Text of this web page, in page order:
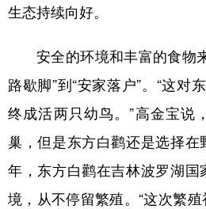
地方频道
北京 天津
辽宁 吉林
浙江 安徽
山东 河南
生态持续向好。
安全的环境和丰富的食物
路歇脚”到“安家落户”。“这对
终成活两只幼鸟。”高金宝说
巢，但是东方白鹳还是选择
年，东方白鹳在吉林波罗湖
境，从不停留繁殖。“这次繁